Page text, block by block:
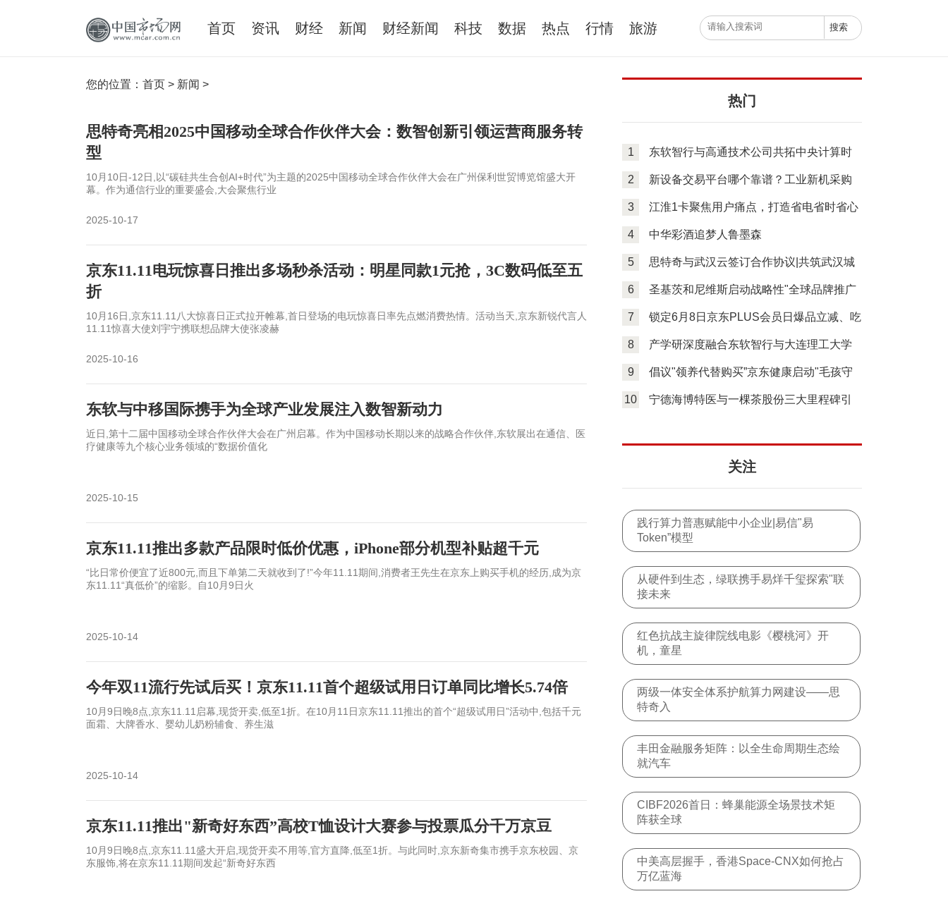
首页 资讯 财经 新闻 财经新闻 科技 数据 热点 行情 旅游
您的位置： 首页 > 新闻 >
思特奇亮相2025中国移动全球合作伙伴大会：数智创新引领运营商服务转
型
10月10日-12日,以“碳硅共生合创AI+时代”为主题的2025中国移动全球合作伙伴大会在广州保利世贸博览馆盛大开
幕。作为通信行业的重要盛会,大会聚焦行业
2025-10-17
京东11.11电玩惊喜日推出多场秒杀活动：明星同款1元抢，3C数码低至五
折
10月16日,京东11.11八大惊喜日正式拉开帷幕,首日登场的电玩惊喜日率先点燃消费热情。活动当天,京东新锐代言人
11.11惊喜大使刘宇宁携联想品牌大使张凌赫
2025-10-16
东软与中移国际携手为全球产业发展注入数智新动力
近日,第十二届中国移动全球合作伙伴大会在广州启幕。作为中国移动长期以来的战略合作伙伴,东软展出在通信、医
疗健康等九个核心业务领域的“数据价值化
2025-10-15
京东11.11推出多款产品限时低价优惠，iPhone部分机型补贴超千元
“比日常价便宜了近800元,而且下单第二天就收到了!”今年11.11期间,消费者王先生在京东上购买手机的经历,成为京
东11.11“真低价”的缩影。自10月9日火
2025-10-14
今年双11流行先试后买！京东11.11首个超级试用日订单同比增长5.74倍
10月9日晚8点,京东11.11启幕,现货开卖,低至1折。在10月11日京东11.11推出的首个“超级试用日”活动中,包括千元
面霜、大牌香水、婴幼儿奶粉辅食、养生滋
2025-10-14
京东11.11推出"新奇好东西”高校T恤设计大赛参与投票瓜分千万京豆
10月9日晚8点,京东11.11盛大开启,现货开卖不用等,官方直降,低至1折。与此同时,京东新奇集市携手京东校园、京
东服饰,将在京东11.11期间发起“新奇好东西
热门
1
东软智行与高通技术公司共拓中央计算时
2
新设备交易平台哪个靠谱？工业新机采购
3
江淮1卡聚焦用户痛点，打造省电省时省心
4
中华彩酒追梦人鲁墨森
5
思特奇与武汉云签订合作协议|共筑武汉城
6
圣基茨和尼维斯启动战略性"全球品牌推广
7
锁定6月8日京东PLUS会员日爆品立减、吃
8
产学研深度融合东软智行与大连理工大学
9
倡议"领养代替购买”京东健康启动"毛孩守
10
宁德海博特医与一棵茶股份三大里程碑引
关注
践行算力普惠赋能中小企业|易信"易
Token”模型
从硬件到生态，绿联携手易烊千玺探索"联
接未来
红色抗战主旋律院线电影《樱桃河》开
机，童星
两级一体安全体系护航算力网建设——思
特奇入
丰田金融服务矩阵：以全生命周期生态绘
就汽车
CIBF2026首日：蜂巢能源全场景技术矩
阵获全球
中美高层握手，香港Space-CNX如何抢占
万亿蓝海